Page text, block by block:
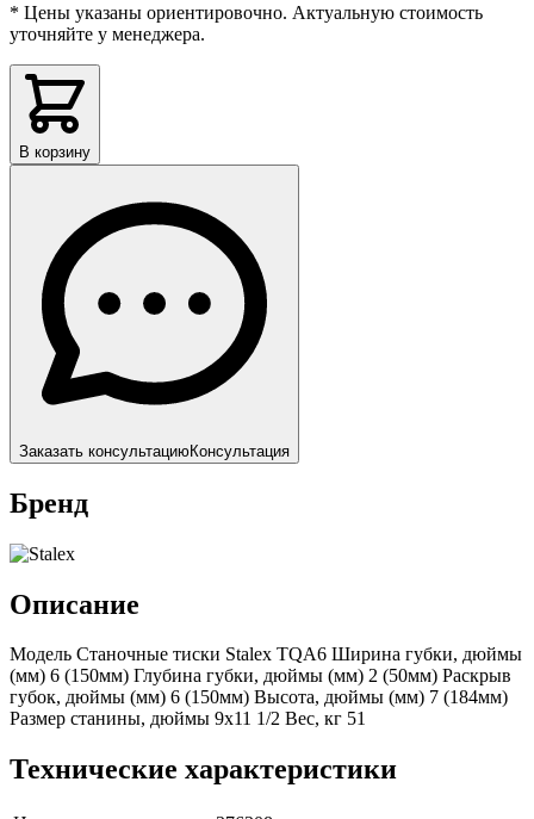
* Цены указаны ориентировочно. Актуальную стоимость
уточняйте у менеджера.
В корзину
Заказать консультациюКонсультация
Бренд
Описание
Модель Станочные тиски Stalex TQA6 Ширина губки, дюймы
(мм) 6 (150мм) Глубина губки, дюймы (мм) 2 (50мм) Раскрыв
губок, дюймы (мм) 6 (150мм) Высота, дюймы (мм) 7 (184мм)
Размер станины, дюймы 9х11 1/2 Вес, кг 51
Технические характеристики